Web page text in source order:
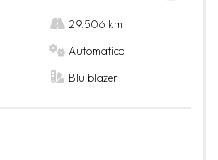
29.506 km
Automatico
Blu blazer